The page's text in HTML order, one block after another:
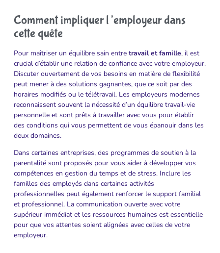
Comment impliquer l’employeur dans
cette quête
Pour maîtriser un équilibre sain entre travail et famille, il est
crucial d’établir une relation de confiance avec votre employeur.
Discuter ouvertement de vos besoins en matière de flexibilité
peut mener à des solutions gagnantes, que ce soit par des
horaires modifiés ou le télétravail. Les employeurs modernes
reconnaissent souvent la nécessité d’un équilibre travail-vie
personnelle et sont prêts à travailler avec vous pour établir
des conditions qui vous permettent de vous épanouir dans les
deux domaines.
Dans certaines entreprises, des programmes de soutien à la
parentalité sont proposés pour vous aider à développer vos
compétences en gestion du temps et de stress. Inclure les
familles des employés dans certaines activités
professionnelles peut également renforcer le support familial
et professionnel. La communication ouverte avec votre
supérieur immédiat et les ressources humaines est essentielle
pour que vos attentes soient alignées avec celles de votre
employeur.